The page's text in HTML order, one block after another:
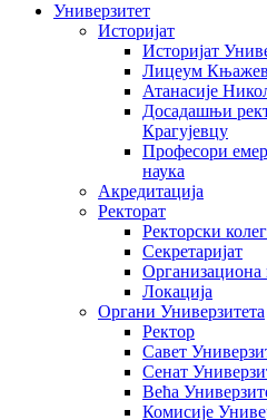
Универзитет
Историјат
Историјат
Лицеум
Атанасије
Досадашњи
Крагујевцу
Професори
наука
Акредитација
Ректорат
Ректорски
Секретаријат
Организациона
Локација
Органи Универзитета
Ректор
Савет
Сенат
Већа
Комисије